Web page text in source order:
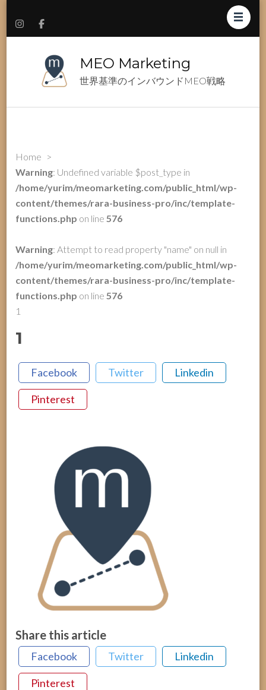
MEO Marketing
世界基準のインバウンドMEO戦略
Home >
Warning: Undefined variable $post_type in
/home/yurim/meomarketing.com/public_html/wp-
content/themes/rara-business-pro/inc/template-
functions.php on line576
Warning: Attempt to read property "name" on null in
/home/yurim/meomarketing.com/public_html/wp-
content/themes/rara-business-pro/inc/template-
functions.php on line576
1
1
Facebook Twitter Linkedin
Pinterest
Share this article
Facebook Twitter Linkedin
Pinterest